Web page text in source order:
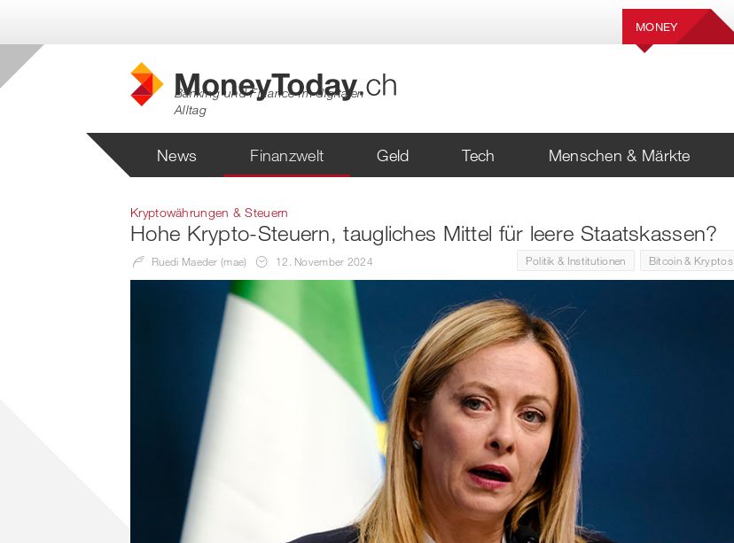
MONEY
Banking und Finance im digitalen
Alltag
News Finanzwelt Geld Tech Menschen & Märkte
Kryptowährungen & Steuern
Hohe Krypto-Steuern, taugliches Mittel für leere Staatskassen?
Ruedi Maeder (mae) 12. November 2024 Politik & Institutionen Bitcoin & Kryptos